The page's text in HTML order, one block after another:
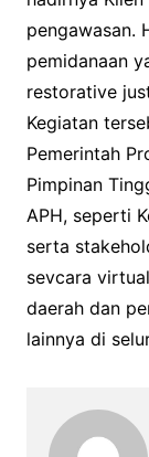
pengawasan.
pemidanaan
restorative
Kegiatan
Pemerintah
Pimpinan
APH, seperti
serta
sevcara
daerah dan
lainnya di